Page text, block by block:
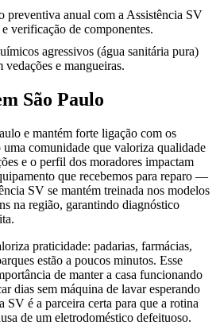
preventiva anual com a Assistência SV
verificação de componentes.
agressivos (água sanitária pura)
e mangueiras.
São Paulo
e mantém forte ligação com os
comunidade que valoriza qualidade
e o perfil dos moradores impactam
que recebemos para reparo —
SV se mantém treinada nos modelos
na região, garantindo diagnóstico
praticidade: padarias, farmácias,
estão a poucos minutos. Esse
de manter a casa funcionando
dias sem máquina de lavar esperando
SV é a parceira certa para que a rotina
de um eletrodoméstico defeituoso.